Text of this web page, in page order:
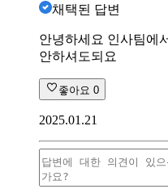
채택된 답변
안녕하세요 인사팀에
안하셔도되요
좋아요 0
2025.01.21